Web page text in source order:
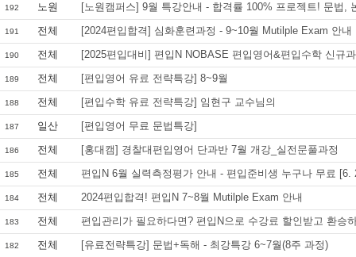
192 노원 [노원캠퍼스] 9월 특강안내 - 합격률 100% 프로젝트! 문법,
191 전체 [2024편입합격] 심화훈련과정 - 9~10월 Mutilple Exam 안내
190 전체 [2025편입대비] 편입N NOBASE 편입영어&편입수학 신규
189 전체 [편입영어 유료 전략특강] 8~9월
188 전체 [편입수학 유료 전략특강] 임현구 교수님의
187 일산 [편입영어 무료 문법특강]
186 전체 [홍대캠] 경찰대편입영어 단과반 7월 개강_실전문풀과정
185 전체 편입N 6월 실력측정평가 안내 - 편입준비생 누구나 무료 [6.
184 전체 2024편입합격! 편입N 7~8월 Mutilple Exam 안내
183 전체 편입관리가 필요하다면? 편입N으로 수강료 할인받고 환승
182 전체 [유료전략특강] 문법+독해 - 최강특강 6~7월(8주 과정)